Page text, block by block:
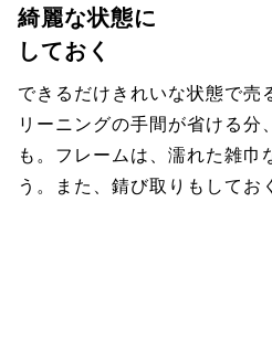
綺麗な状態に
しておく
できるだけきれいな状態で売
リーニングの手間が省ける分
も。フレームは、濡れた雑巾
う。また、錆び取りもしてお